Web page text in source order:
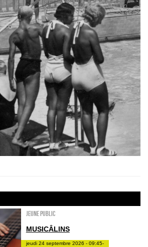
Jeune public
MUSICÂLINS
jeudi 24 septembre 2026 - 09:45-